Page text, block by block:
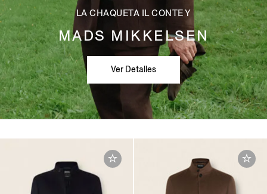
LA CHAQUETA IL CONTE Y
MADS MIKKELSEN
Ver Detalles